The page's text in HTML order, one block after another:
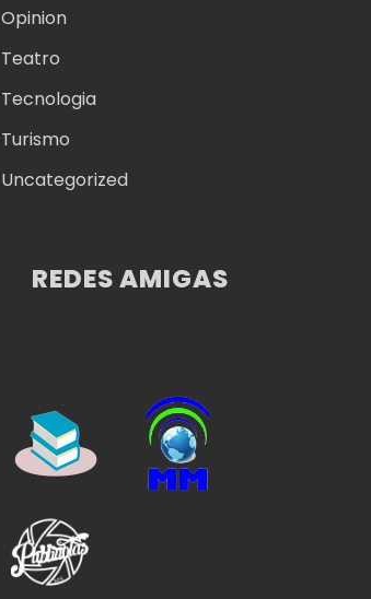
Opinion
Teatro
Tecnologia
Turismo
Uncategorized
REDES AMIGAS